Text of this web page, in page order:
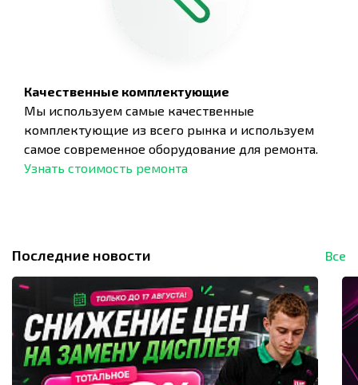
Качественные комплектующие
Мы используем самые качественные
комплектующие из всего рынка и используем
самое современное оборудование для ремонта.
Узнать стоимость ремонта
Последние новости Все